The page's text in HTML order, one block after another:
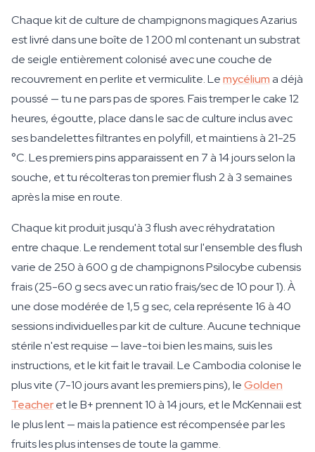
Chaque kit de culture de champignons magiques Azarius
est livré dans une boîte de 1 200 ml contenant un substrat
de seigle entièrement colonisé avec une couche de
recouvrement en perlite et vermiculite. Lemycéliuma déjà
poussé — tu ne pars pas de spores. Fais tremper le cake 12
heures, égoutte, place dans le sac de culture inclus avec
ses bandelettes filtrantes en polyfill, et maintiens à 21-25
°C. Les premiers pins apparaissent en 7 à 14 jours selon la
souche, et tu récolteras ton premier flush 2 à 3 semaines
après la mise en route.
Chaque kit produit jusqu'à 3 flush avec réhydratation
entre chaque. Le rendement total sur l'ensemble des flush
varie de 250 à 600 g de champignons Psilocybe cubensis
frais (25-60 g secs avec un ratio frais/sec de 10 pour 1). À
une dose modérée de 1,5 g sec, cela représente 16 à 40
sessions individuelles par kit de culture. Aucune technique
stérile n'est requise — lave-toi bien les mains, suis les
instructions, et le kit fait le travail. Le Cambodia colonise le
plus vite (7-10 jours avant les premiers pins), leGolden
Teacheret le B+ prennent 10 à 14 jours, et le McKennaii est
le plus lent — mais la patience est récompensée par les
fruits les plus intenses de toute la gamme.